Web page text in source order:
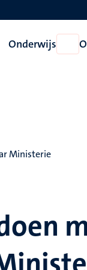
Onderwijs
Open
Ministerie